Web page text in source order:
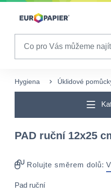
Table Of Content
Hygiena Úklidové
PAD ruční 12x25
Rolujte směrem dolů:
Pad ruční